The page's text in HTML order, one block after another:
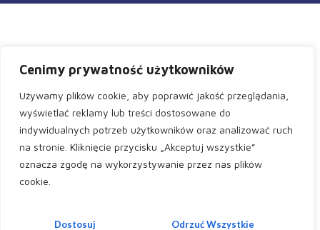
Cenimy prywatność użytkowników
Używamy plików cookie, aby poprawić jakość przeglądania,
wyświetlać reklamy lub treści dostosowane do
indywidualnych potrzeb użytkowników oraz analizować ruch
na stronie. Kliknięcie przycisku „Akceptuj wszystkie”
oznacza zgodę na wykorzystywanie przez nas plików
cookie.
Dostosuj Odrzuć Wszystkie